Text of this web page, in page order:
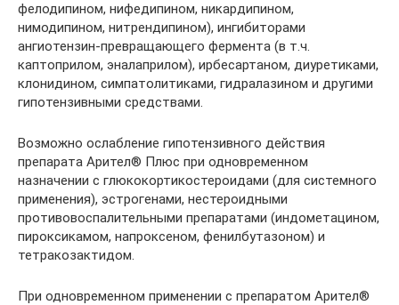
фелодипином, нифедипином, никардипином,
нимодипином, нитрендипином), ингибиторами
ангиотензин-превращающего фермента (в т.ч.
каптоприлом, эналаприлом), ирбесартаном, диуретиками,
клонидином, симпатолитиками, гидралазином и другими
гипотензивными средствами.
Возможно ослабление гипотензивного действия
препарата Арител® Плюс при одновременном
назначении с глюкокортикостероидами (для системного
применения), эстрогенами, нестероидными
противовоспалительными препаратами (индометацином,
пироксикамом, напроксеном, фенилбутазоном) и
тетракозактидом.
При одновременном применении с препаратом Арител®